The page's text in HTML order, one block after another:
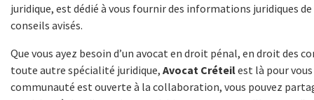
juridique, est dédié à vous fournir des informations juridiques
conseils avisés.
Que vous ayez besoin d’un avocat en droit pénal, en droit des
toute autre spécialité juridique, Avocat Créteilest là pour
communauté est ouverte à la collaboration, vous pouvez